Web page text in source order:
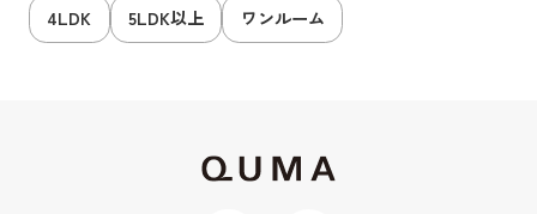
4LDK
5LDK以上 ワンルーム